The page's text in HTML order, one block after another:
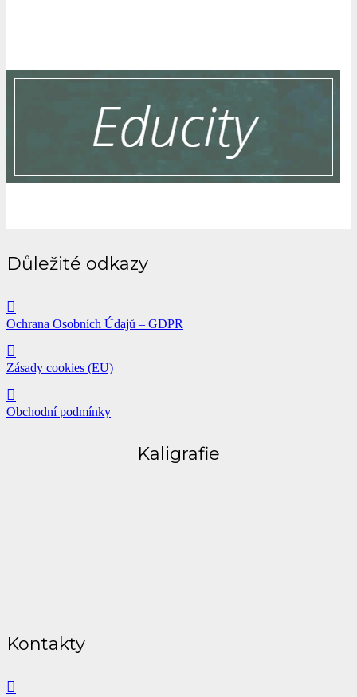
Důležité odkazy
Ochrana Osobních Údajů – GDPR
Zásady cookies (EU)
Obchodní podmínky
Kaligrafie
Kontakty